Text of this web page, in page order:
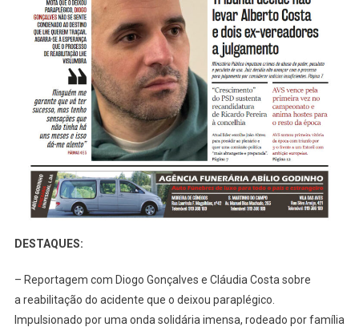
Mas
Tenho
Que
Não
Tinha
Há
Meses
E
Isso
Dá-
Me
DESTAQUES:
– Reportagem com Diogo Gonçalves e Cláudia Costa sobre
a reabilitação do acidente que o deixou paraplégico.
Impulsionado por uma onda solidária imensa, rodeado por família